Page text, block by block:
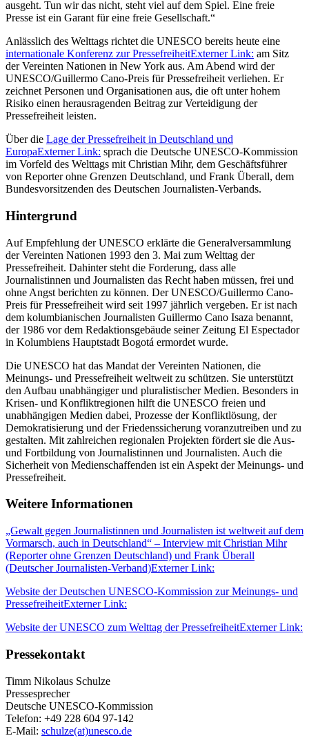
ausgeht. Tun wir das nicht, steht viel auf dem Spiel. Eine freie
Presse ist ein Garant für eine freie Gesellschaft.“
Anlässlich des Welttags richtet die UNESCO bereits heute eine
internationale Konferenz zur PressefreiheitExterner Link: am Sitz
der Vereinten Nationen in New York aus. Am Abend wird der
UNESCO/Guillermo Cano-Preis für Pressefreiheit verliehen. Er
zeichnet Personen und Organisationen aus, die oft unter hohem
Risiko einen herausragenden Beitrag zur Verteidigung der
Pressefreiheit leisten.
Über die Lage der Pressefreiheit in Deutschland und
EuropaExterner Link: sprach die Deutsche UNESCO-Kommission
im Vorfeld des Welttags mit Christian Mihr, dem Geschäftsführer
von Reporter ohne Grenzen Deutschland, und Frank Überall, dem
Bundesvorsitzenden des Deutschen Journalisten-Verbands.
Hintergrund
Auf Empfehlung der UNESCO erklärte die Generalversammlung
der Vereinten Nationen 1993 den 3. Mai zum Welttag der
Pressefreiheit. Dahinter steht die Forderung, dass alle
Journalistinnen und Journalisten das Recht haben müssen, frei und
ohne Angst berichten zu können. Der UNESCO/Guillermo Cano-
Preis für Pressefreiheit wird seit 1997 jährlich vergeben. Er ist nach
dem kolumbianischen Journalisten Guillermo Cano Isaza benannt,
der 1986 vor dem Redaktionsgebäude seiner Zeitung El Espectador
in Kolumbiens Hauptstadt Bogotá ermordet wurde.
Die UNESCO hat das Mandat der Vereinten Nationen, die
Meinungs- und Pressefreiheit weltweit zu schützen. Sie unterstützt
den Aufbau unabhängiger und pluralistischer Medien. Besonders in
Krisen- und Konfliktregionen hilft die UNESCO freien und
unabhängigen Medien dabei, Prozesse der Konfliktlösung, der
Demokratisierung und der Friedenssicherung voranzutreiben und zu
gestalten. Mit zahlreichen regionalen Projekten fördert sie die Aus-
und Fortbildung von Journalistinnen und Journalisten. Auch die
Sicherheit von Medienschaffenden ist ein Aspekt der Meinungs- und
Pressefreiheit.
Weitere Informationen
„Gewalt gegen Journalistinnen und Journalisten ist weltweit auf dem
Vormarsch, auch in Deutschland“ – Interview mit Christian Mihr
(Reporter ohne Grenzen Deutschland) und Frank Überall
(Deutscher Journalisten-Verband)Externer Link:
Website der Deutschen UNESCO-Kommission zur Meinungs- und
PressefreiheitExterner Link:
Website der UNESCO zum Welttag der PressefreiheitExterner Link:
Pressekontakt
Timm Nikolaus Schulze
Pressesprecher
Deutsche UNESCO-Kommission
Telefon: +49 228 604 97-142
E-Mail: schulze(at)unesco.de